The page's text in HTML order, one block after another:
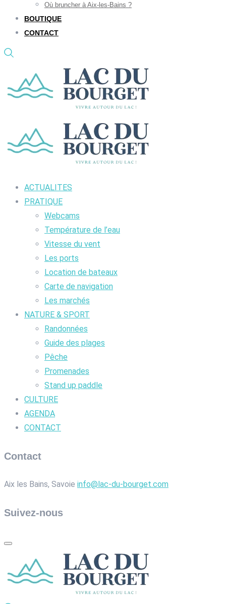
Où bruncher à Aix-les-Bains ?
BOUTIQUE
CONTACT
ACTUALITES
PRATIQUE
Webcams
Température de l’eau
Vitesse du vent
Les ports
Location de bateaux
Carte de navigation
Les marchés
NATURE & SPORT
Randonnées
Guide des plages
Pêche
Promenades
Stand up paddle
CULTURE
AGENDA
CONTACT
Contact
Aix les Bains, Savoie info@lac-du-bourget.com
Suivez-nous